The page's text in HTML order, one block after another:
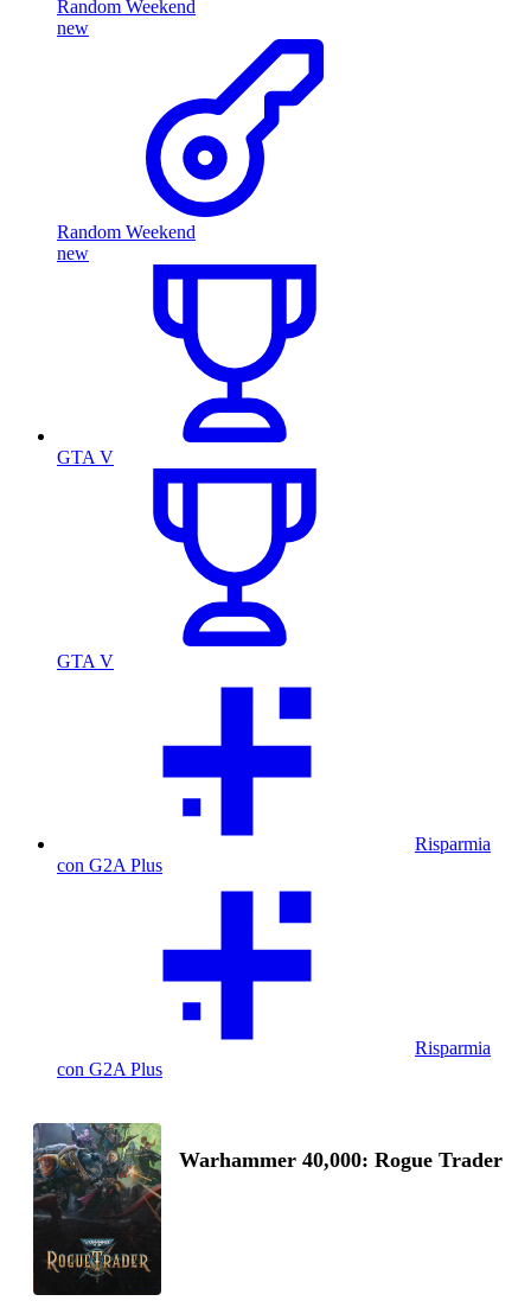
Random Weekend
new
Random Weekend
new
GTA V
GTA V
Risparmia
con G2A Plus
Risparmia
con G2A Plus
Warhammer 40,000: Rogue Trader